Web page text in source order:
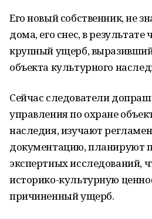
Его новый собственник, не
дома, его снес, в результате
крупный ущерб,
объекта культурного
Сейчас следователи
управления по охране
наследия, изучают
документацию, планируют
экспертных исследований,
историко-культурную
причиненный ущерб.